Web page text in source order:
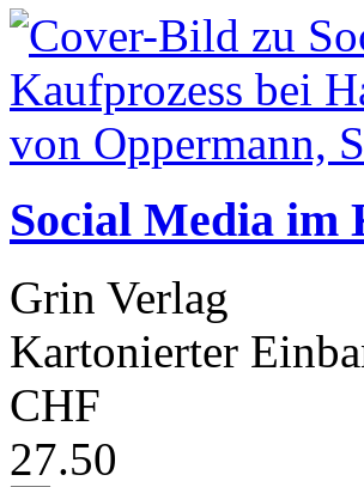
Social Media im
Grin Verlag
Kartonierter
CHF
27.50